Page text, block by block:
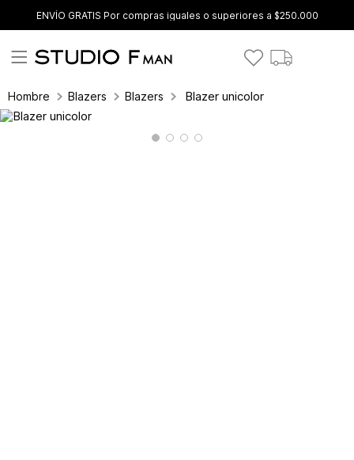
ENVÍO GRATIS Por compras iguales o superiores a $250.000
Hombre Blazers Blazers Blazer unicolor